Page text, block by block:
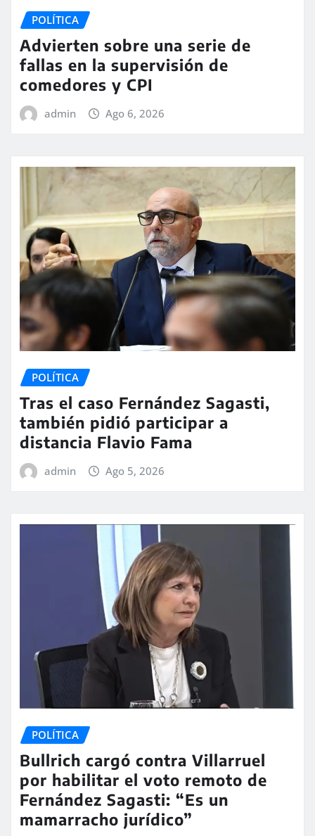
POLÍTICA
Advierten sobre una serie de
fallas en la supervisión de
comedores y CPI
admin Ago 6, 2026
POLÍTICA
Tras el caso Fernández Sagasti,
también pidió participar a
distancia Flavio Fama
admin Ago 5, 2026
POLÍTICA
Bullrich cargó contra Villarruel
por habilitar el voto remoto de
Fernández Sagasti: “Es un
mamarracho jurídico”